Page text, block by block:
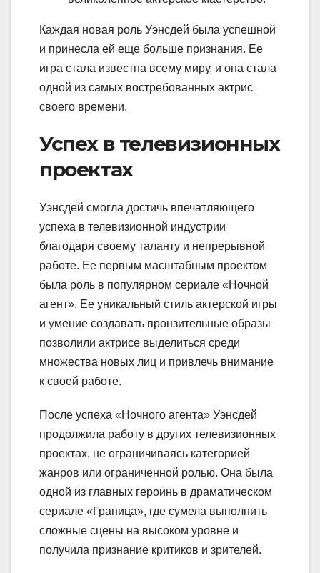
Каждая новая роль Уэнсдей была успешной
и принесла ей еще больше признания. Ее
игра стала известна всему миру, и она стала
одной из самых востребованных актрис
своего времени.
Успех в телевизионных
проектах
Уэнсдей смогла достичь впечатляющего
успеха в телевизионной индустрии
благодаря своему таланту и непрерывной
работе. Ее первым масштабным проектом
была роль в популярном сериале «Ночной
агент». Ее уникальный стиль актерской игры
и умение создавать пронзительные образы
позволили актрисе выделиться среди
множества новых лиц и привлечь внимание
к своей работе.
После успеха «Ночного агента» Уэнсдей
продолжила работу в других телевизионных
проектах, не ограничиваясь категорией
жанров или ограниченной ролью. Она была
одной из главных героинь в драматическом
сериале «Граница», где сумела выполнить
сложные сцены на высоком уровне и
получила признание критиков и зрителей.